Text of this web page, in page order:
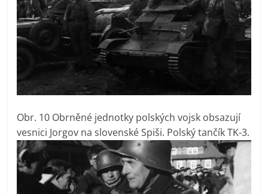
Obr. 10 Obrněné jednotky polských vojsk obsazují
vesnici Jorgov na slovenské Spiši. Polský tančík TK-3.